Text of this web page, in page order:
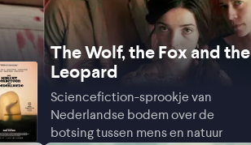
The Wolf, the Fox and the
Leopard
Sciencefiction-sprookje van
Nederlandse bodem over de
botsing tussen mens en natuur